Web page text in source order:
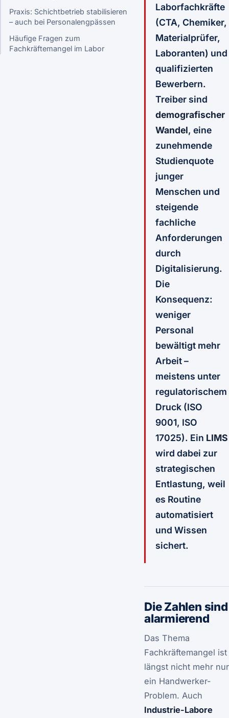
Praxis: Schichtbetrieb stabilisieren
– auch bei Personalengpässen
Häufige Fragen zum
Fachkräftemangel im Labor
Laborfachkräfte
(CTA, Chemiker,
Materialprüfer,
Laboranten) und
qualifizierten
Bewerbern.
Treiber sind
demografischer
Wandel, eine
zunehmende
Studienquote
junger
Menschen und
steigende
fachliche
Anforderungen
durch
Digitalisierung.
Die
Konsequenz:
weniger
Personal
bewältigt mehr
Arbeit –
meistens unter
regulatorischem
Druck (ISO
9001, ISO
17025). Ein LIMS
wird dabei zur
strategischen
Entlastung, weil
es Routine
automatisiert
und Wissen
sichert.
Die Zahlen sind
alarmierend
Das Thema
Fachkräftemangel ist
längst nicht mehr nur
ein Handwerker-
Problem. Auch
Industrie-Labore